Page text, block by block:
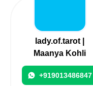
lady.of.tarot |
Maanya Kohli
+919013486847